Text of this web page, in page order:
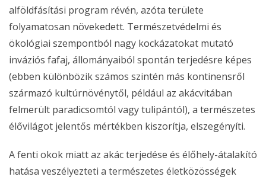
alföldfásítási program révén, azóta területe
folyamatosan növekedett. Természetvédelmi és
ökológiai szempontból nagy kockázatokat mutató
inváziós fafaj, állományaiból spontán terjedésre képes
(ebben különbözik számos szintén más kontinensről
származó kultúrnövénytől, például az akácvitában
felmerült paradicsomtól vagy tulipántól), a természetes
élővilágot jelentős mértékben kiszorítja, elszegényíti.
A fenti okok miatt az akác terjedése és élőhely-átalakító
hatása veszélyezteti a természetes életközösségek